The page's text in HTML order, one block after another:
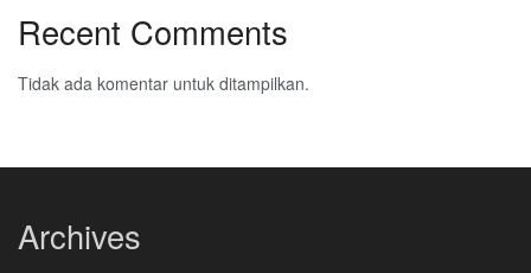
Recent Comments
Tidak ada komentar untuk ditampilkan.
Archives